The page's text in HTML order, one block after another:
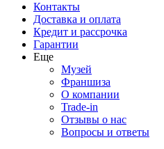
Контакты
Доставка и оплата
Кредит и рассрочка
Гарантии
Еще
Музей
Франшиза
О компании
Trade-in
Отзывы о нас
Вопросы и ответы